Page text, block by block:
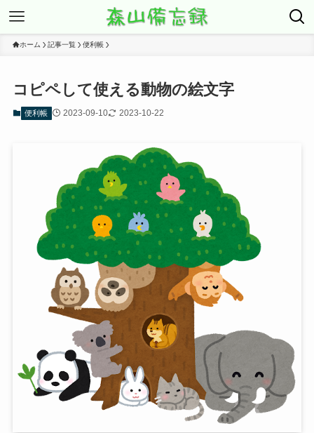
ホーム 記事一覧 便利帳
コピペして使える動物の絵文字
便利帳 2023-09-10 2023-10-22